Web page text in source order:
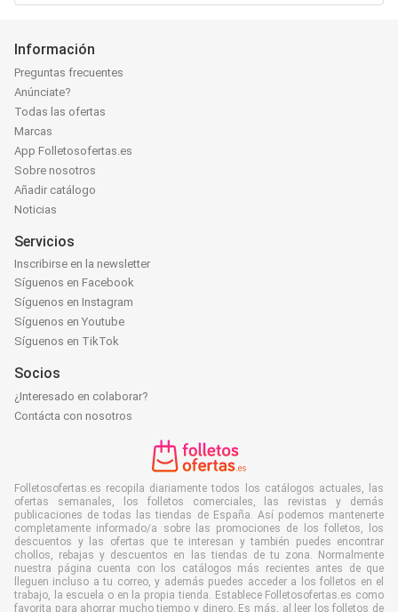
Información
Preguntas frecuentes
Anúnciate?
Todas las ofertas
Marcas
App Folletosofertas.es
Sobre nosotros
Añadir catálogo
Noticias
Servicios
Inscribirse en la newsletter
Síguenos en Facebook
Síguenos en Instagram
Síguenos en Youtube
Síguenos en TikTok
Socios
¿Interesado en colaborar?
Contácta con nosotros
Folletosofertas.es recopila diariamente todos los catálogos actuales, las
ofertas semanales, los folletos comerciales, las revistas y demás
publicaciones de todas las tiendas de España. Así podemos mantenerte
completamente informado/a sobre las promociones de los folletos, los
descuentos y las ofertas que te interesan y también puedes encontrar
chollos, rebajas y descuentos en las tiendas de tu zona. Normalmente
nuestra página cuenta con los catálogos más recientes antes de que
lleguen incluso a tu correo, y además puedes acceder a los folletos en el
trabajo, la escuela o en la propia tienda. Establece Folletosofertas.es como
favorita para ahorrar mucho tiempo y dinero. Es más, al leer los folletos de